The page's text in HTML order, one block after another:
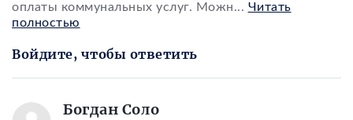
оплаты коммунальных услуг. Можн... Читать
полностью
Войдите, чтобы ответить
Богдан Соло